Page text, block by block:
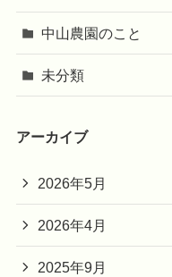
中山農園のこと
未分類
アーカイブ
2026年5月
2026年4月
2025年9月